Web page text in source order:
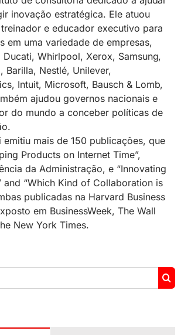
inovação estratégica. Ele atuou
e educador executivo para
em uma variedade de empresas,
Ducati, Whirlpool, Xerox, Samsung,
Barilla, Nestlé, Unilever,
Intuit, Microsoft, Bausch & Lomb,
ajudou governos nacionais e
do mundo a conceber políticas de
emitiu mais de 150 publicações, que
Products on Internet Time”,
da Administração, e “Innovating
and “Which Kind of Collaboration is
publicadas na Harvard Business
em BusinessWeek, The Wall
New York Times.